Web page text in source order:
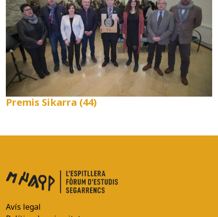
Premis Sikarra (44)
Avís legal